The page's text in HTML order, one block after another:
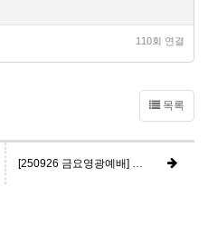
110회 연결
목록
[250926 금요영광예배] 하나님 영광의 현장27-오브라 상수리나무, 큰 용사여 여호와께서